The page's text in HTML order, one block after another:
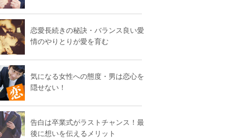
恋愛長続きの秘訣・バランス良い愛
情のやりとりが愛を育む
気になる女性への態度・男は恋心を
隠せない！
告白は卒業式がラストチャンス！最
後に想いを伝えるメリット